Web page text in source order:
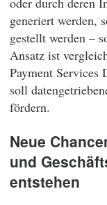
generiert werden,
gestellt werden –
Ansatz ist
Payment Services
soll
fördern.
Neue
und
entstehen